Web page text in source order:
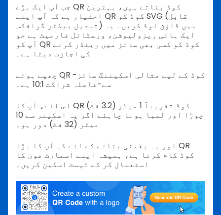
جب آپ ایک بڑے QR کوڈ بناتے ہیں، بہترین
اختیار ہے کہ آپ اپنے QR کوڈ کو SVG (قابل
تبدیل بیکٹر گرافکس) میں ڈاؤن لوڈ کریں۔ یہ
ایک ہائی ریزولیوشن، ورسٹائل فارمیٹ ہے جو
آپ کو QR کوڈ کو کسی بھی سائز میں رینڈر کرنے
کی اجازت دیتا ہے۔
چھپے ہوئے QR کوڈ کے لیے مثالی اسکیننگ سائز-
سے-فاصلہ شراکت 10:1 ہے۔
اس لئے، آپ کا QR کوڈ تقریباً 1 میٹر (3.2 فٹ)
چوڑا اور لمبا ہونا چاہئے اگر یہ اسکینر سے 10
میٹر (32 فٹ) دور ہو۔
اور یہ یقینی بنانے کے لئے کہ آپ کا بڑا QR
کوڈ کام کرتا ہے، ہمیشہ اپنے اسمارٹ فون کا
استعمال کر کے ٹیسٹ اسکین کریں۔